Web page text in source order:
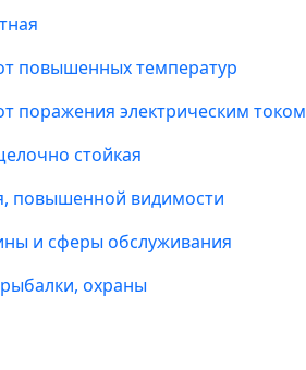
повышенных температур
поражения электрическим током
стойкая
повышенной видимости
и сферы обслуживания
охраны